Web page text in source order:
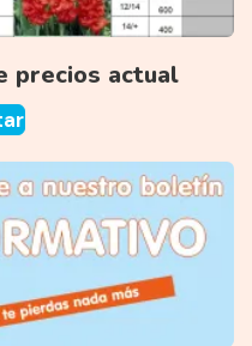
precios actual